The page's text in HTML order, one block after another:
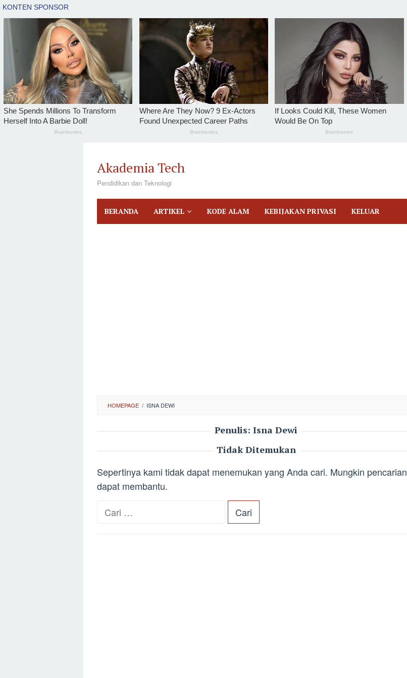
konten
Akademia Tech
Pendidikan dan Teknologi
BERANDA ARTIKEL KODE ALAM KEBIJAKAN PRIVASI KELUAR
tutup
HOMEPAGE / ISNA DEWI
Penulis: Isna Dewi
Tidak Ditemukan
Sepertinya kami tidak dapat menemukan yang Anda cari. Mungkin pencarian
dapat membantu.
Cari